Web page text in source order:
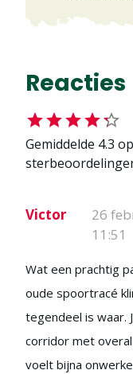
Reacties
Gemiddelde 4.3
Victor
26
11:51
Wat een prachtig
oude spoortracé
tegendeel is waar.
corridor met
voelt bijna